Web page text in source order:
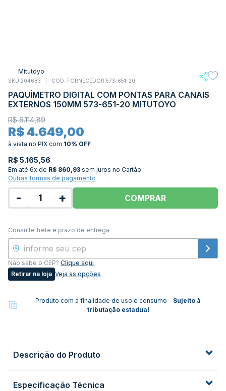
Mitutoyo
SKU 204683 COD. FORNECEDOR 573-651-20
PAQUÍMETRO DIGITAL COM PONTAS PARA CANAIS
EXTERNOS 150MM 573-651-20 MITUTOYO
R$ 6.114,89
R$ 4.649,00
à vista no PIX com 10% OFF
R$ 5.165,56
Em até 6x de R$ 860,93 sem juros no Cartão
Outras formas de pagamento
- + COMPRAR
Consulte frete e prazo de entrega
Não sabe o CEP? Clique aqui
Retirar na loja Veja as opções
Produto com a finalidade de uso e consumo - Sujeito à
tributação estadual
Descrição do Produto
Especificação Técnica